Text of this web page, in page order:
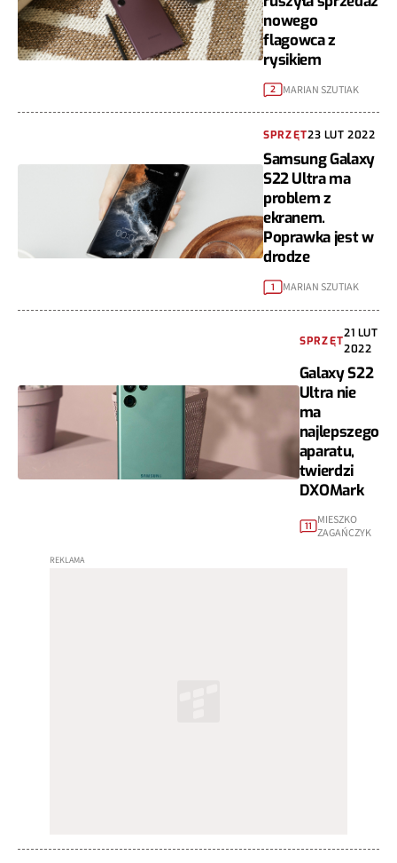
nowego
flagowca z
rysikiem
2 MARIAN SZUTIAK
SPRZĘT23 LUT 2022
Samsung Galaxy
S22 Ultra ma
problem z
ekranem.
Poprawka jest w
drodze
1 MARIAN SZUTIAK
SPRZĘT
21 LUT
2022
Galaxy S22
Ultra nie
ma
najlepszego
aparatu,
twierdzi
DXOMark
11 MIESZKO
ZAGAŃCZYK